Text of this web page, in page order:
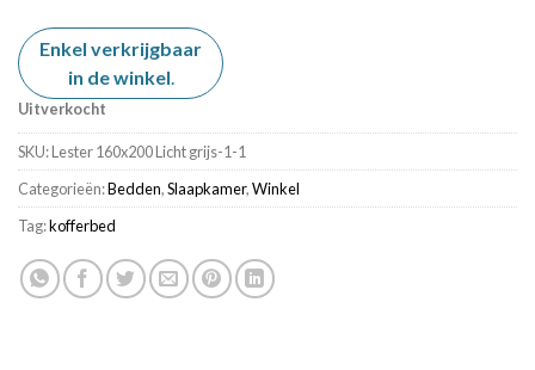
Enkel verkrijgbaar
in de winkel
Uitverkocht
SKU:Lester 160x200 Licht grijs-1-1
Categorieën:Bedden,Slaapkamer,Winkel
Tag:kofferbed